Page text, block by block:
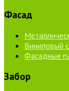
Фасад
Виниловый
Фасадные
Забор